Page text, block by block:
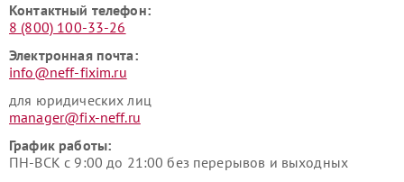
Контактный телефон:
8 (800) 100-33-26
Электронная почта:
info@neff-fixim.ru
для юридических лиц
manager@fix-neff.ru
График работы:
ПН-ВСК с 9:00 до 21:00 без перерывов и выходных